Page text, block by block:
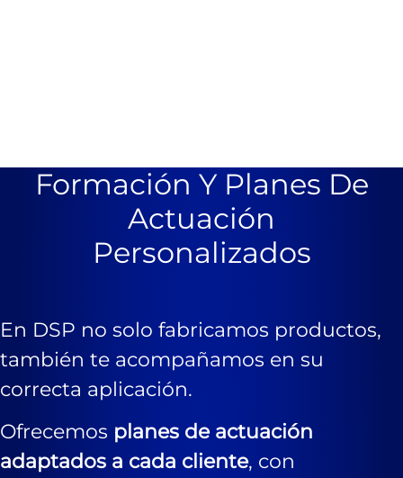
Formación Y Planes De
Actuación
Personalizados
En DSP no solo fabricamos productos,
también te acompañamos en su
correcta aplicación.
Ofrecemos planes de actuación
adaptados a cada cliente, con